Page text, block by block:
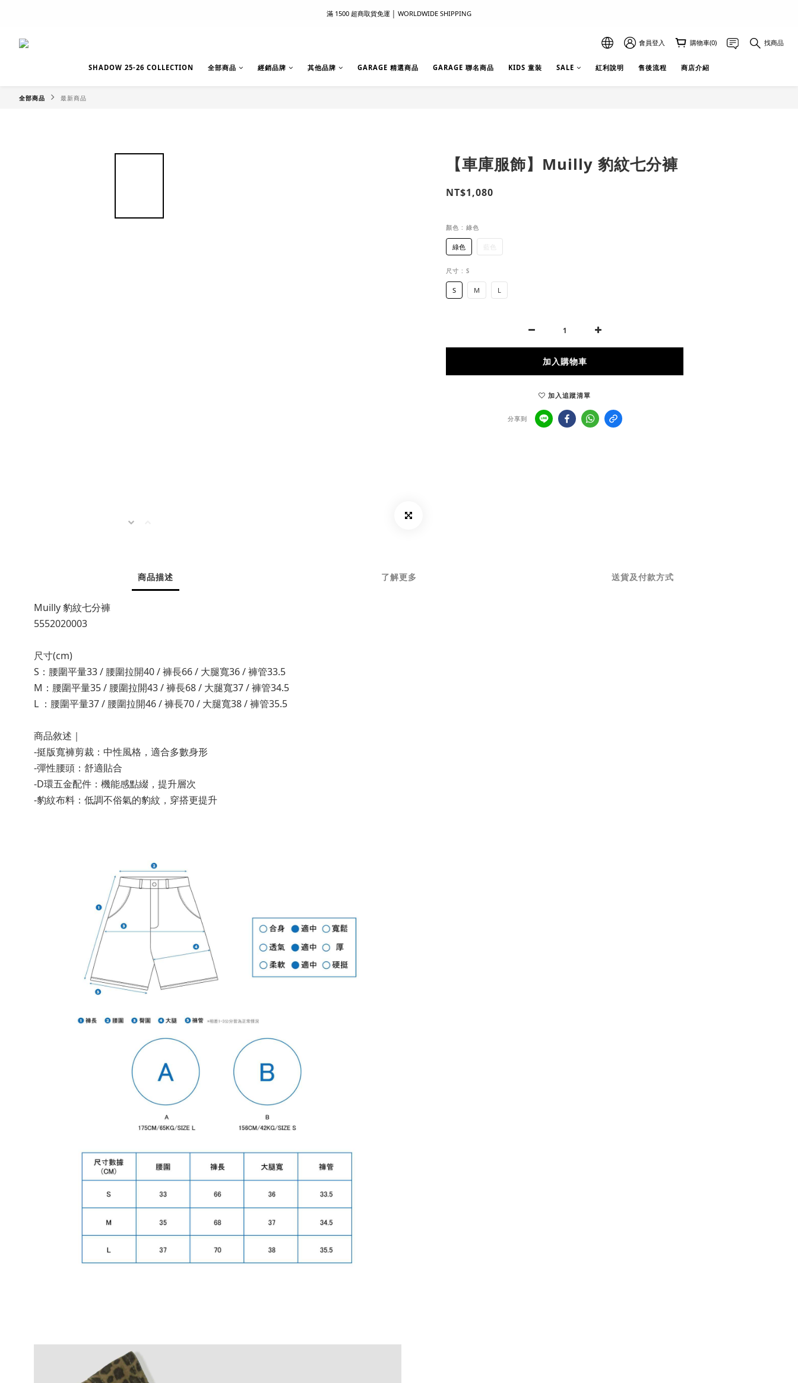
滿 1500 超商取貨免運 │ WORLDWIDE SHIPPING
滿 1500 超商取貨免運 │ WORLDWIDE SHIPPING
首次註冊新會員 │ 贈 100 元購物金
會員登入 購物車(0) 找商品
SHADOW 25-26 COLLECTION 全部商品 經銷品牌 其他品牌 GARAGE 精選商品 GARAGE 聯名商品 KIDS 童裝 SALE 紅利說明 售後流程 商店介紹
全部商品 最新商品
【車庫服飾】Muilly 豹紋七分褲
NT$1,080
顏色 : 綠色
綠色 藍色
尺寸 : S
S M L
加入購物車
加入追蹤清單
分享到
商品描述 了解更多 送貨及付款方式
Muilly 豹紋七分褲
5552020003
尺寸(cm)
S：腰圍平量33 / 腰圍拉開40 / 褲長66 / 大腿寬36 / 褲管33.5
M：腰圍平量35 / 腰圍拉開43 / 褲長68 / 大腿寬37 / 褲管34.5
L ：腰圍平量37 / 腰圍拉開46 / 褲長70 / 大腿寬38 / 褲管35.5
商品敘述｜
-挺版寬褲剪裁：中性風格，適合多數身形
-彈性腰頭：舒適貼合
-D環五金配件：機能感點綴，提升層次
-豹紋布料：低調不俗氣的豹紋，穿搭更提升